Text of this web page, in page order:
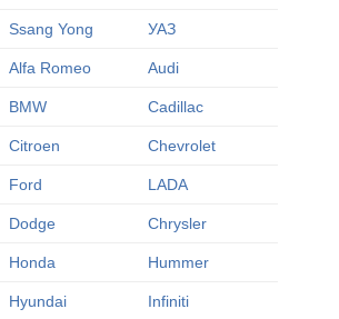
Ssang Yong УАЗ
Alfa Romeo Audi
BMW Cadillac
Citroen Chevrolet
Ford LADA
Dodge Chrysler
Honda Hummer
Hyundai Infiniti